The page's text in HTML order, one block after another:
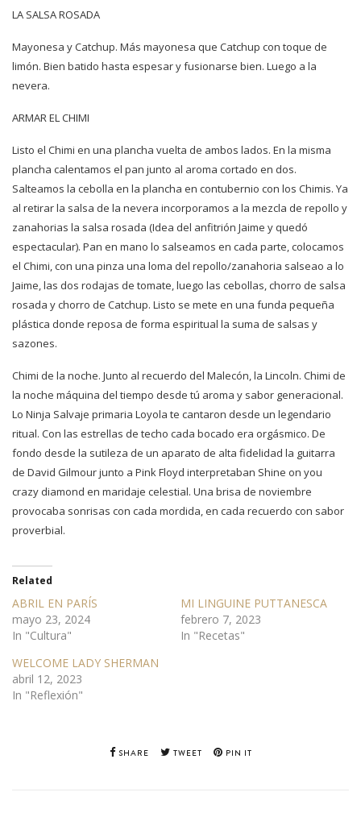
LA SALSA ROSADA
Mayonesa y Catchup. Más mayonesa que Catchup con toque de
limón. Bien batido hasta espesar y fusionarse bien. Luego a la
nevera.
ARMAR EL CHIMI
Listo el Chimi en una plancha vuelta de ambos lados. En la misma
plancha calentamos el pan junto al aroma cortado en dos.
Salteamos la cebolla en la plancha en contubernio con los Chimis. Ya
al retirar la salsa de la nevera incorporamos a la mezcla de repollo y
zanahorias la salsa rosada (Idea del anfitrión Jaime y quedó
espectacular). Pan en mano lo salseamos en cada parte, colocamos
el Chimi, con una pinza una loma del repollo/zanahoria salseao a lo
Jaime, las dos rodajas de tomate, luego las cebollas, chorro de salsa
rosada y chorro de Catchup. Listo se mete en una funda pequeña
plástica donde reposa de forma espiritual la suma de salsas y
sazones.
Chimi de la noche. Junto al recuerdo del Malecón, la Lincoln. Chimi de
la noche máquina del tiempo desde tú aroma y sabor generacional.
Lo Ninja Salvaje primaria Loyola te cantaron desde un legendario
ritual. Con las estrellas de techo cada bocado era orgásmico. De
fondo desde la sutileza de un aparato de alta fidelidad la guitarra
de David Gilmour junto a Pink Floyd interpretaban Shine on you
crazy diamond en maridaje celestial. Una brisa de noviembre
provocaba sonrisas con cada mordida, en cada recuerdo con sabor
proverbial.
Related
ABRIL EN PARÍS
mayo 23, 2024
In "Cultura"
MI LINGUINE PUTTANESCA
febrero 7, 2023
In "Recetas"
WELCOME LADY SHERMAN
abril 12, 2023
In "Reflexión"
SHARE TWEET PIN IT